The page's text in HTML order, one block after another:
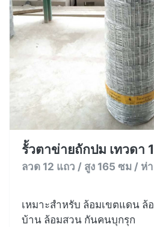
รั้วตาข่ายถักปม เทวดา
ลวด 12 แถว / สูง 165 ซม / ห่
เหมาะสำหรับ ล้อมเขตแดน
บ้าน ล้อมสวน กันคนบุกรุก